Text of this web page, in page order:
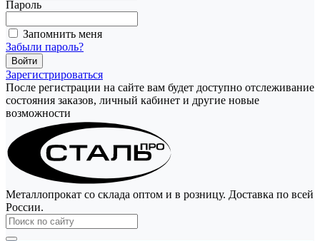
Пароль
Запомнить меня
Забыли пароль?
Зарегистрироваться
После регистрации на сайте вам будет доступно отслеживание
состояния заказов, личный кабинет и другие новые
возможности
Металлопрокат со склада оптом и в розницу. Доставка по всей
России.